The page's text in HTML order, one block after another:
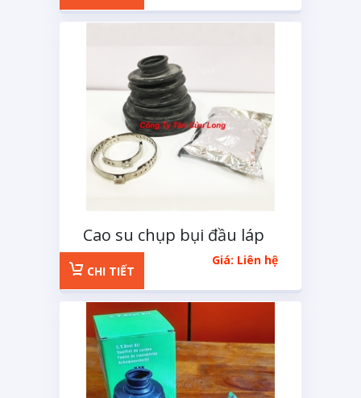
Cao su chụp bụi đầu láp
ngoài loại lớn
Giá: Liên hệ
CHI TIẾT